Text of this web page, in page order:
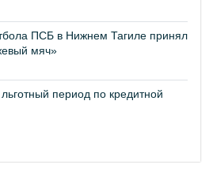
ПСБ в Нижнем Тагиле принял
мяч»
период по кредитной